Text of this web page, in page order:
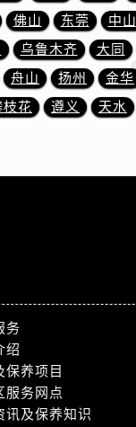
佛山 东莞 中山
乌鲁木齐 大同
舟山 扬州 金华
枝花 遵义 天水
务
绍
保养项目
服务网点
讯及保养知识